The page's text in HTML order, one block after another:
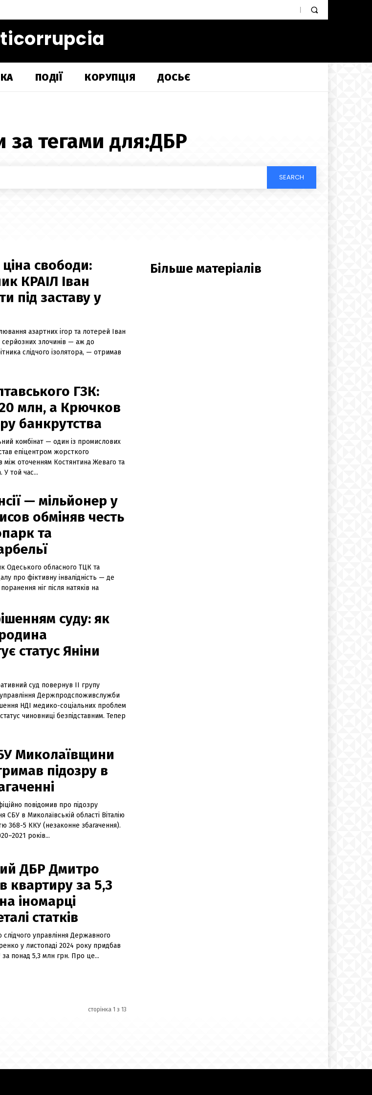
ПОДІЇ КОРУПЦІЯ ДОСЬЄ
за тегами для:ДБР
SEARCH
свободи:
КРАІЛ Іван
під заставу у
азартних ігор та лотерей Іван
серйозних злочинів — аж до
слідчого ізолятора, — отримав
ГЗК:
млн, а Крючков
банкрутства
комбінат — один із промислових
епіцентром жорсткого
між оточенням Костянтина Жеваго та
У той час...
— мільйонер у
обміняв честь
та
Одеського обласного ТЦК та
про фіктивну інвалідність — де
ніг після натяків на
суду: як
статус Яніни
суд повернув II групу
управління Держпродспоживслужби
НДІ медико-соціальних проблем
чиновниці безпідставним. Тепер
Миколаївщини
підозру в
повідомив про підозру
в Миколаївській області Віталію
368-5 ККУ (незаконне збагачення).
років...
ДБР Дмитро
квартиру за 5,3
іномарці
статків
управління Державного
у листопаді 2024 року придбав
понад 5,3 млн грн. Про це...
сторінка 1 з 13
Більше матеріалів